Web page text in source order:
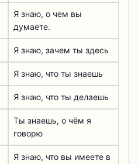
Я знаю, о чем вы
думаете.
Я знаю, зачем ты здесь
Я знаю, что ты знаешь
Я знаю, что ты делаешь
Ты знаешь, о чём я
говорю
Я знаю, что вы имеете в